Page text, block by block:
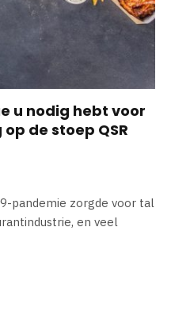
u nodig hebt voor
de stoep QSR
pandemie zorgde voor tal
en veel